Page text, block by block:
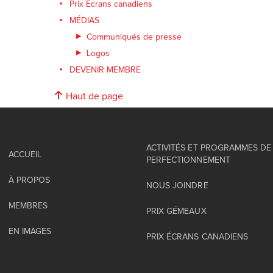
Prix Écrans canadiens
MÉDIAS
Communiqués de presse
Logos
DEVENIR MEMBRE
Haut de page
ACCUEIL
À PROPOS
MEMBRES
EN IMAGES
ACTIVITÉS ET PROGRAMMES DE
PERFECTIONNEMENT
NOUS JOINDRE
PRIX GÉMEAUX
PRIX ÉCRANS CANADIENS